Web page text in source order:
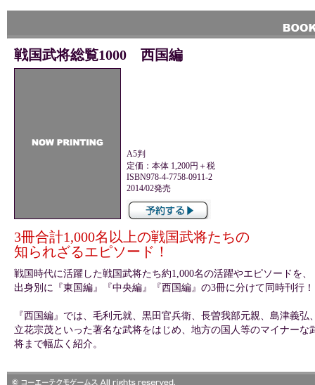
戦国武将総覧1000 西国編
A5判
定価：本体 1,200円＋税
ISBN978-4-7758-0911-2
2014/02発売
3冊合計1,000名以上の戦国武将たちの
知られざるエピソード！
戦国時代に活躍した戦国武将たち約1,000名の活躍やエピソードを、
出身別に『東国編』『中央編』『西国編』の3冊に分けて同時刊行！
『西国編』では、毛利元就、黒田官兵衛、長曽我部元親、島津義弘
立花宗茂といった著名な武将をはじめ、地方の国人等のマイナーな
将まで幅広く紹介。